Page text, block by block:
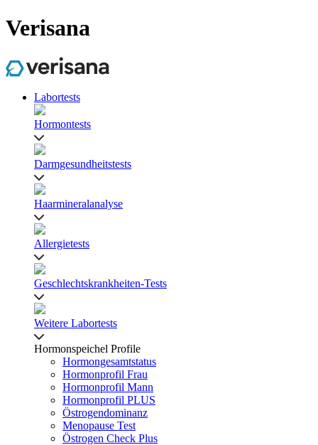
Verisana
Labortests
Hormontests
Darmgesundheitstests
Haarmineralanalyse
Allergietests
Geschlechtskrankheiten-Tests
Weitere Labortests
Hormonspeichel Profile
Hormongesamtstatus
Hormonprofil Frau
Hormonprofil Mann
Hormonprofil PLUS
Östrogendominanz
Menopause Test
Östrogen Check Plus